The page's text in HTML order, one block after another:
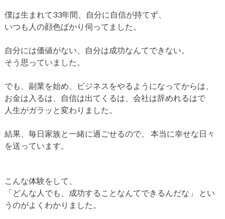
僕は生まれて33年間、自分に自信が持てず、
いつも人の顔色ばかり伺ってました。
自分には価値がない、自分は成功なんてできない。
そう思っていました。
でも、副業を始め、ビジネスをやるようになってからは、
お金は入るは、自信は出てくるは、会社は辞めれるはで
人生がガラッと変わりました。
結果、毎日家族と一緒に過ごせるので、
本当に幸せな日々
を送っています。
こんな体験をして、
「どんな人でも、成功することなんてできるんだな」
とい
うのがよくわかりました。